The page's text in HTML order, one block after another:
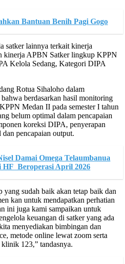
Bantuan Benih Pagi Gogo
satker lainnya terkait kinerja
kinerja APBN Satker lingkup KPPN
Kelola Sedang, Kategori DIPA
Rotua Sihaloho dalam
berdasarkan hasil monitoring
Medan II pada semester I tahun
belum optimal dalam pencapaian
koreksi DIPA, penyerapan
pencapaian output.
Damai Omega Telaumbanua
HF Beroperasi April 2026
yang sudah baik akan tetap baik dan
kan untuk mendapatkan perhatian
ini juga kami sampaikan untuk
keuangan di satker yang ada
menyediakan bimbingan dan
metode online lewat zoom serta
123,” tandasnya.